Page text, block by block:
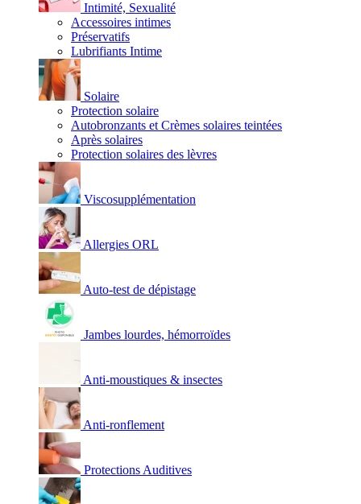
Intimité, Sexualité
Accessoires intimes
Préservatifs
Lubrifiants Intime
Solaire
Protection solaire
Autobronzants et Crèmes solaires teintées
Après solaires
Protection solaires des lèvres
Viscosupplémentation
Allergies ORL
Auto-test de dépistage
Jambes lourdes, hémorroïdes
Anti-moustiques & insectes
Anti-ronflement
Protections Auditives